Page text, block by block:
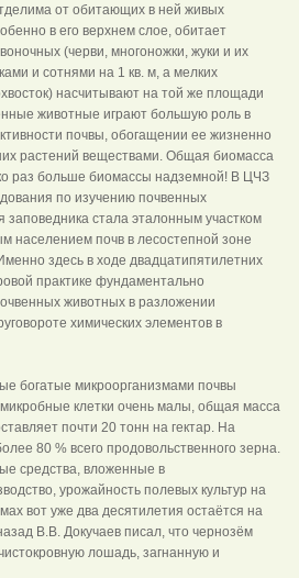
от обитающих в ней живых
в его верхнем слое, обитает
(черви, многоножки, жуки и их
и сотнями на 1 кв. м, а мелких
насчитывают на той же площади
животные играют большую роль в
почвы, обогащении ее жизненно
растений веществами. Общая биомасса
раз больше биомассы надземной! В ЦЧЗ
по изучению почвенных
заповедника стала эталонным участком
населением почв в лесостепной зоне
здесь в ходе двадцатипятилетних
практике фундаментально
животных в разложении
химических элементов в
богатые микроорганизмами почвы
клетки очень малы, общая масса
почти 20 тонн на гектар. На
80 % всего продовольственного зерна.
средства, вложенные в
урожайность полевых культур на
вот уже два десятилетия остаётся на
В.В. Докучаев писал, что чернозём
лошадь, загнанную и